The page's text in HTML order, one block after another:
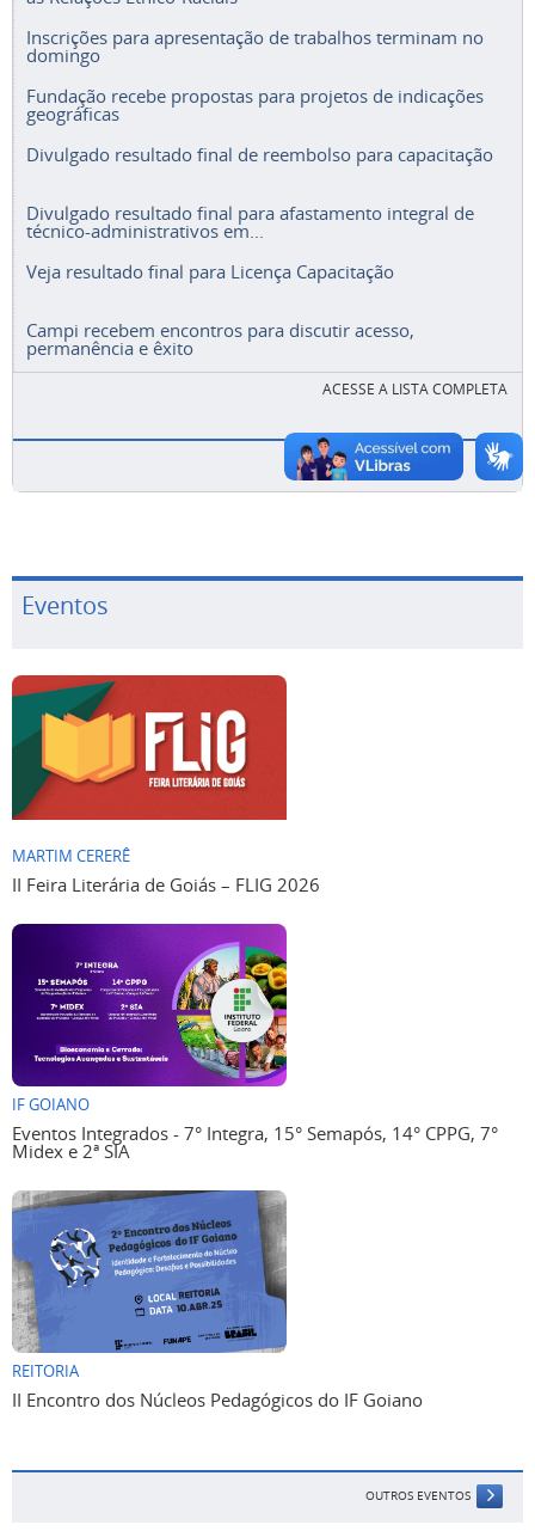
Inscrições para apresentação de trabalhos terminam no
domingo
Fundação recebe propostas para projetos de indicações
geográficas
Divulgado resultado final de reembolso para capacitação
Divulgado resultado final para afastamento integral de
técnico-administrativos em...
Veja resultado final para Licença Capacitação
Campi recebem encontros para discutir acesso,
permanência e êxito
ACESSE A LISTA COMPLETA
Eventos
MARTIM CERERÊ
II Feira Literária de Goiás – FLIG 2026
IF GOIANO
Eventos Integrados - 7° Integra, 15° Semapós, 14° CPPG, 7°
Midex e 2ª SIA
REITORIA
II Encontro dos Núcleos Pedagógicos do IF Goiano
OUTROS EVENTOS